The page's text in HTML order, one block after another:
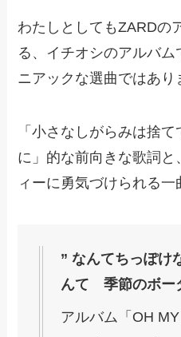
わたしとしてもZARDの
る、イチオシのアルバ
ニアックな選曲ではあり
「小さなしがらみは捨
に」的な前向きな歌詞
ィーに勇気づけられる一
” なんてちっぽ
んて 季節のボー
アルバム「OH